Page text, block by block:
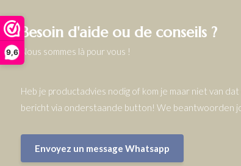
9,6
Besoin d'aide ou de conseils ?
Nous sommes là pour vous !
Heb je productadvies nodig of kom je maar niet van
bericht via onderstaande button! We beantwoorden
Envoyez un message Whatsapp